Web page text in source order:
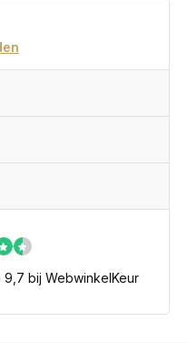
bij WebwinkelKeur